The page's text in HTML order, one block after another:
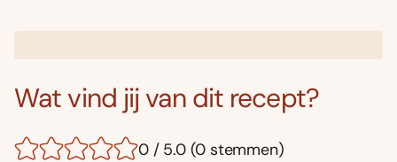
Wat vind jij van dit recept?
0 / 5.0 (0 stemmen)